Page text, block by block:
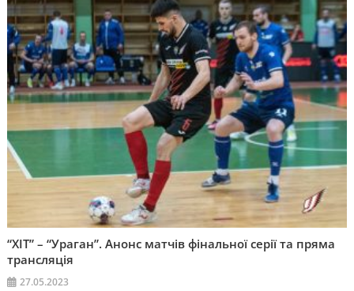
“ХІТ” – “Ураган”. Анонс матчів фінальної серії та пряма
трансляція
27.05.2023